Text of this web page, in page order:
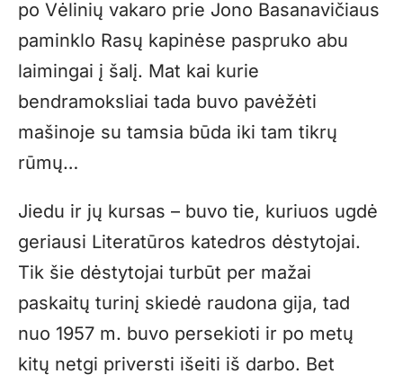
po Vėlinių vakaro prie Jono Basanavičiaus
paminklo Rasų kapinėse paspruko abu
laimingai į šalį. Mat kai kurie
bendramoksliai tada buvo pavėžėti
mašinoje su tamsia būda iki tam tikrų
rūmų…
Jiedu ir jų kursas – buvo tie, kuriuos ugdė
geriausi Literatūros katedros dėstytojai.
Tik šie dėstytojai turbūt per mažai
paskaitų turinį skiedė raudona gija, tad
nuo 1957 m. buvo persekioti ir po metų
kitų netgi priversti išeiti iš darbo. Bet